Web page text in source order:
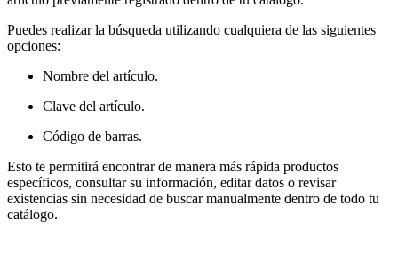
Puedes realizar la búsqueda utilizando cualquiera de las siguientes
opciones:
Nombre del artículo.
Clave del artículo.
Código de barras.
Esto te permitirá encontrar de manera más rápida productos
específicos, consultar su información, editar datos o revisar
existencias sin necesidad de buscar manualmente dentro de todo tu
catálogo.